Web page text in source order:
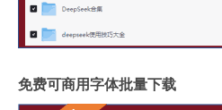
免费可商用字体批量下载